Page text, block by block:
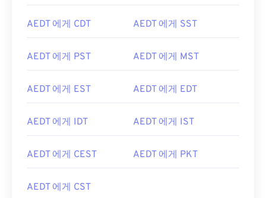
AEDT 에게 CDT AEDT 에게 SST
AEDT 에게 PST AEDT 에게 MST
AEDT 에게 EST AEDT 에게 EDT
AEDT 에게 IDT AEDT 에게 IST
AEDT 에게 CEST AEDT 에게 PKT
AEDT 에게 CST